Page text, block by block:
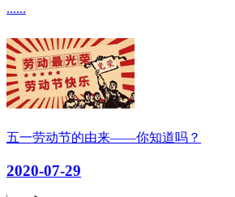
......
五一劳动节的由来——你知道吗？
2020-07-29